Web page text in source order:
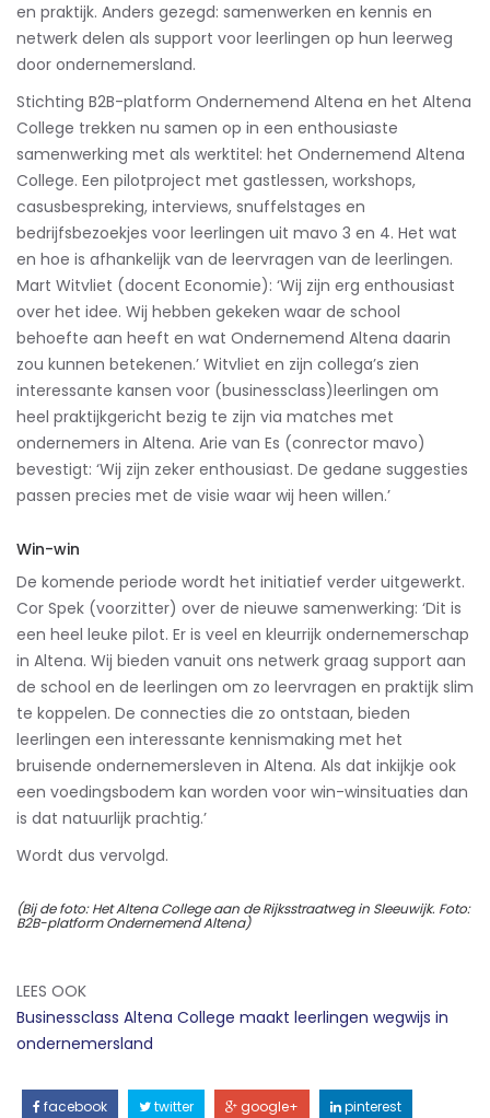
en praktijk. Anders gezegd: samenwerken en kennis en
netwerk delen als support voor leerlingen op hun leerweg
door ondernemersland.
Stichting B2B-platform Ondernemend Altena en het Altena
College trekken nu samen op in een enthousiaste
samenwerking met als werktitel: het Ondernemend Altena
College. Een pilotproject met gastlessen, workshops,
casusbespreking, interviews, snuffelstages en
bedrijfsbezoekjes voor leerlingen uit mavo 3 en 4. Het wat
en hoe is afhankelijk van de leervragen van de leerlingen.
Mart Witvliet (docent Economie): ‘Wij zijn erg enthousiast
over het idee. Wij hebben gekeken waar de school
behoefte aan heeft en wat Ondernemend Altena daarin
zou kunnen betekenen.’ Witvliet en zijn collega’s zien
interessante kansen voor (businessclass)leerlingen om
heel praktijkgericht bezig te zijn via matches met
ondernemers in Altena. Arie van Es (conrector mavo)
bevestigt: ‘Wij zijn zeker enthousiast. De gedane suggesties
passen precies met de visie waar wij heen willen.’
Win-win
De komende periode wordt het initiatief verder uitgewerkt.
Cor Spek (voorzitter) over de nieuwe samenwerking: ‘Dit is
een heel leuke pilot. Er is veel en kleurrijk ondernemerschap
in Altena. Wij bieden vanuit ons netwerk graag support aan
de school en de leerlingen om zo leervragen en praktijk slim
te koppelen. De connecties die zo ontstaan, bieden
leerlingen een interessante kennismaking met het
bruisende ondernemersleven in Altena. Als dat inkijkje ook
een voedingsbodem kan worden voor win-winsituaties dan
is dat natuurlijk prachtig.’
Wordt dus vervolgd.
(Bij de foto: Het Altena College aan de Rijksstraatweg in Sleeuwijk. Foto:
B2B-platform Ondernemend Altena)
LEES OOK
Businessclass Altena College maakt leerlingen wegwijs in
ondernemersland
facebook twitter google+ pinterest